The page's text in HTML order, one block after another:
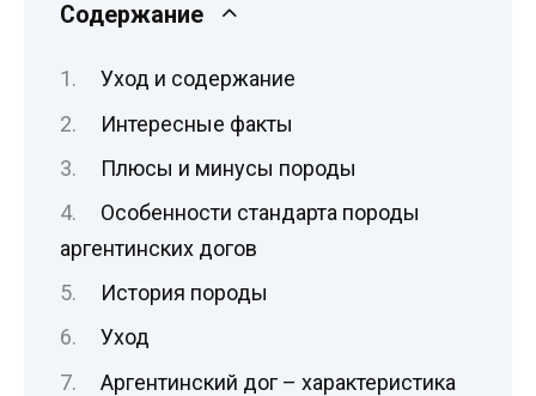
Содержание
Уход и содержание
Интересные факты
Плюсы и минусы породы
Особенности стандарта породы
аргентинских догов
История породы
Уход
Аргентинский дог – характеристика